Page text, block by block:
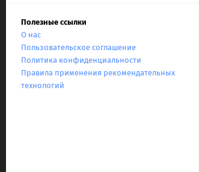
Полезные ссылки
О нас
Пользовательское соглашение
Политика конфиденциальности
Правила применения рекомендательных
технологий